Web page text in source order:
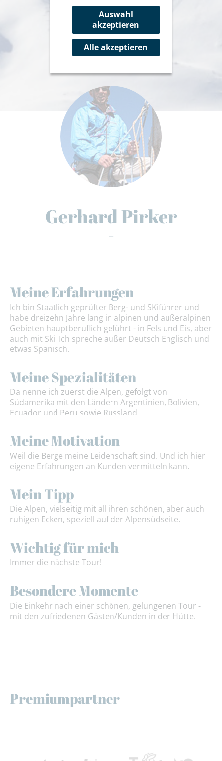
Gerhard Pirker
-
Meine Erfahrungen
Ich bin Staatlich geprüfter Berg- und SKiführer und
habe dreizehn Jahre lang in alpinen und außeralpinen
Gebieten hauptberuflich geführt - in Fels und Eis, aber
auch mit Ski. Ich spreche außer Deutsch Englisch und
etwas Spanisch.
Meine Spezialitäten
Da nenne ich zuerst die Alpen, gefolgt von
Südamerika mit den Ländern Argentinien, Bolivien,
Ecuador und Peru sowie Russland.
Meine Motivation
Weil die Berge meine Leidenschaft sind. Und ich hier
eigene Erfahrungen an Kunden vermitteln kann.
Mein Tipp
Die Alpen, vielseitig mit all ihren schönen, aber auch
ruhigen Ecken, speziell auf der Alpensüdseite.
Wichtig für mich
Immer die nächste Tour!
Besondere Momente
Die Einkehr nach einer schönen, gelungenen Tour -
mit den zufriedenen Gästen/Kunden in der Hütte.
Premiumpartner
Auswahl
akzeptieren
Alle akzeptieren